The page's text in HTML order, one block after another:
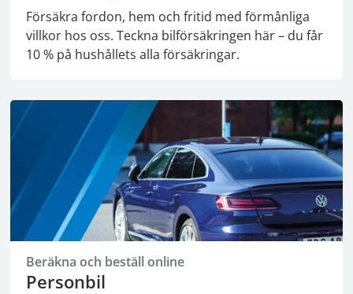
Försäkra fordon, hem och fritid med förmånliga
villkor hos oss. Teckna bilförsäkringen här – du får
10 % på hushållets alla försäkringar.
Beräkna och beställ online
Personbil